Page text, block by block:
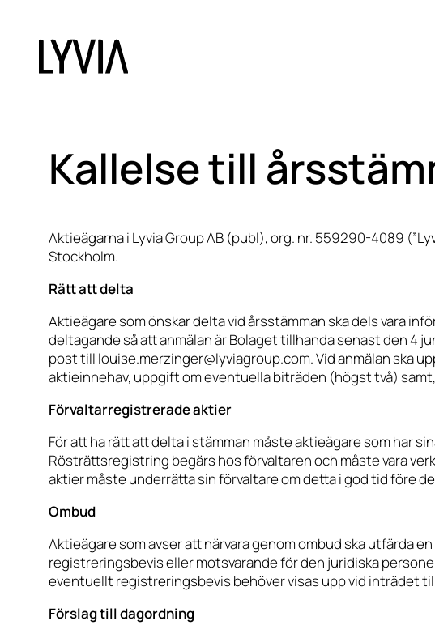
Kallelse till
Aktieägarna i Lyvia Group AB (publ), org. nr. 559290-4089
Stockholm.
Rätt att delta
Aktieägare som önskar delta vid årsstämman ska dels vara
deltagande så att anmälan är Bolaget tillhanda senast den 4
post till louise.merzinger@lyviagroup.com. Vid anmälan ska
aktieinnehav, uppgift om eventuella biträden (högst två)
Förvaltarregistrerade aktier
För att ha rätt att delta i stämman måste aktieägare som har
Rösträttsregistring begärs hos förvaltaren och måste vara
aktier måste underrätta sin förvaltare om detta i god tid före
Ombud
Aktieägare som avser att närvara genom ombud ska utfärda
registreringsbevis eller motsvarande för den juridiska
eventuellt registreringsbevis behöver visas upp vid inträdet
Förslag till dagordning